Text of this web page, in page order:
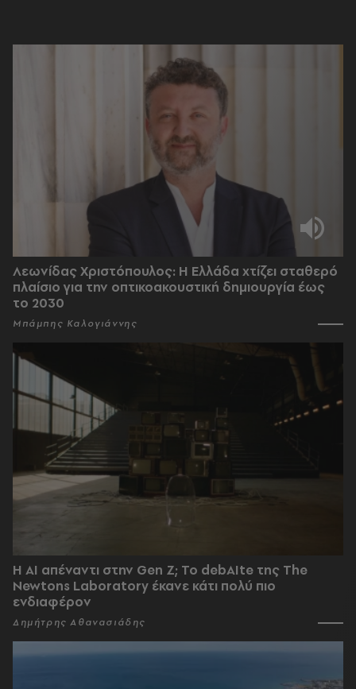
Λεωνίδας Χριστόπουλος: Η Ελλάδα χτίζει σταθερό
πλαίσιο για την οπτικοακουστική δημιουργία έως
το 2030
Μπάμπης Καλογιάννης
Η AI απέναντι στην Gen Z; Το debAIte της The
Newtons Laboratory έκανε κάτι πολύ πιο
ενδιαφέρον
Δημήτρης Αθανασιάδης